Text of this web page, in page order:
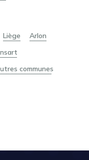
Liège
Arlon
communes